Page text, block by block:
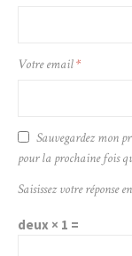
Votre email*
Sauvegardez mon
pour la prochaine fois
Saisissez votre réponse
deux × 1 =